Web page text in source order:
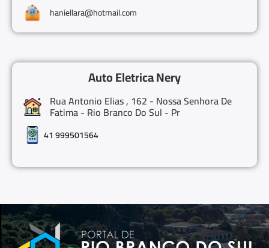
haniellara@hotmail.com
Auto Eletrica Nery
Rua Antonio Elias , 162 - Nossa Senhora De
Fatima - Rio Branco Do Sul - Pr
41 999501564